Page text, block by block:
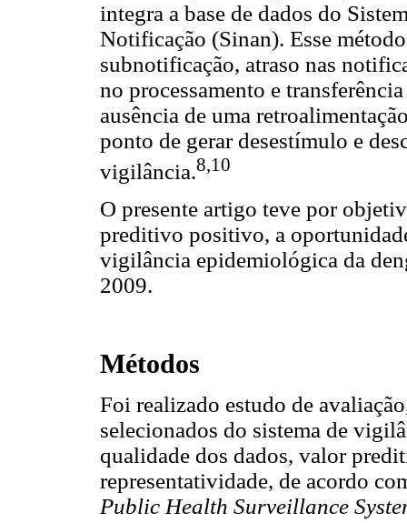
integra a base de dados do
Notificação (Sinan). Esse
subnotificação, atraso nas
no processamento e
ausência de uma
ponto de gerar desestímulo e
vigilância.8,10
O presente artigo teve por
preditivo positivo, a
vigilância epidemiológica da
2009.
Métodos
Foi realizado estudo de
selecionados do sistema de
qualidade dos dados, valor
representatividade, de acordo
Public Health Surveillance